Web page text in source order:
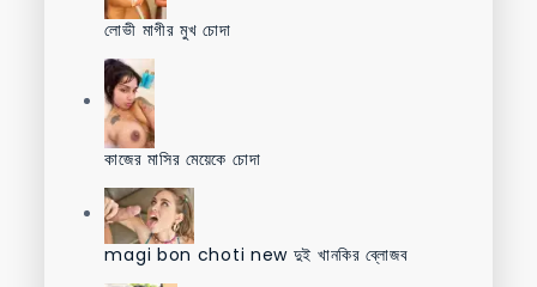
লোভী মাগীর মুখ চোদা
কাজের মাসির মেয়েকে চোদা
magi bon choti new দুই খানকির ব্লোজব